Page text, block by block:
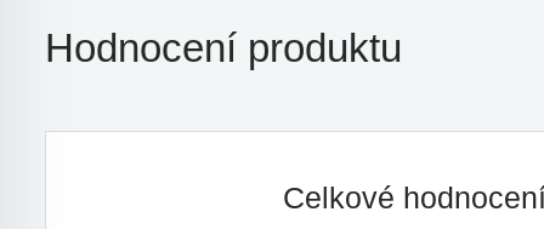
Hodnocení produktu
Celkové